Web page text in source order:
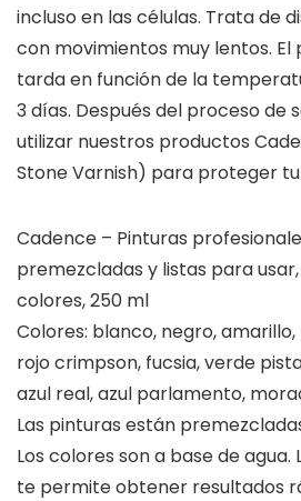
incluso en las células. Trata de
con movimientos muy lentos. El
tarda en función de la
3 días. Después del proceso de
utilizar nuestros productos
Stone Varnish) para proteger
Cadence – Pinturas
premezcladas y listas para usar,
colores, 250 ml
Colores: blanco, negro,
rojo crimpson, fucsia, verde
azul real, azul parlamento,
Las pinturas están
Los colores son a base de
te permite obtener resultados